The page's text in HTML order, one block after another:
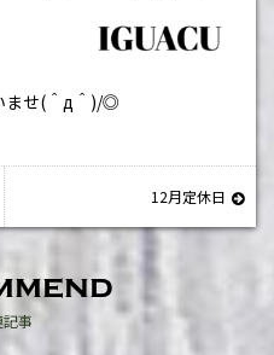
ませ( ＾ д ＾ )/◎
12月定休日
記事